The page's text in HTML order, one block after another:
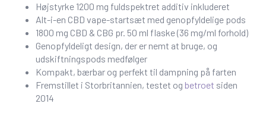
Højstyrke 1200 mg fuldspektret additiv inkluderet
Alt-i-en CBD vape-startsæt med genopfyldelige pods
1800 mg CBD & CBG pr. 50 ml flaske (36 mg/ml forhold)
Genopfyldeligt design, der er nemt at bruge, og
udskiftningspods medfølger
Kompakt, bærbar og perfekt til dampning på farten
Fremstillet i Storbritannien, testet og betroet siden
2014